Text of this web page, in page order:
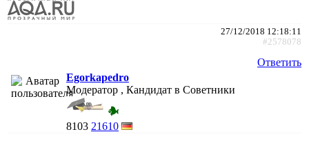
27/12/2018 12:18:11
#2578078
Ответить
Egorkapedro
Модератор , Кандидат в Советники
8103 21610